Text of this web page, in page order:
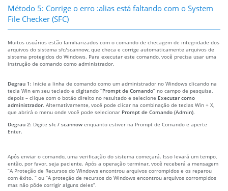
Método 5: Corrige o erro :alias está faltando com o System
File Checker (SFC)
Muitos usuários estão familiarizados com o comando de checagem de integridade dos
arquivos do sistema sfc/scannow, que checa e corrige automaticamente arquivos de
sistema protegidos do Windows. Para executar este comando, você precisa usar uma
instrução de comando como administrador.
Degrau 1: Inicie a linha de comando como um administrador no Windows clicando na
tecla Win em seu teclado e digitando “Prompt de Comando” no campo de pesquisa,
depois – clique com o botão direito no resultado e selecione Executar como
administrador. Alternativamente, você pode clicar na combinação de teclas Win + X,
que abrirá o menu onde você pode selecionar Prompt de Comando (Admin).
Degrau 2: Digite sfc / scannow enquanto estiver na Prompt de Comando e aperte
Enter.
Após enviar o comando, uma verificação do sistema começará. Isso levará um tempo,
então, por favor, seja paciente. Após a operação terminar, você receberá a mensagem
“A Proteção de Recursos do Windows encontrou arquivos corrompidos e os reparou
com êxito. “ ou “A proteção de recursos do Windows encontrou arquivos corrompidos
mas não pôde corrigir alguns deles”.